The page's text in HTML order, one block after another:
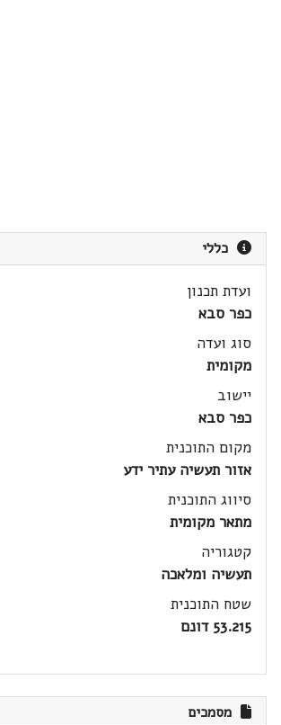
כללי
ועדת תכנון
כפר סבא
סוג ועדה
מקומית
יישוב
כפר סבא
מקום התוכנית
אזור תעשיה עתיר ידע
סיווג התוכנית
מתאר מקומית
קטגוריה
תעשיה ומלאכה
שטח התוכנית
53.215 דונם
מסמכים